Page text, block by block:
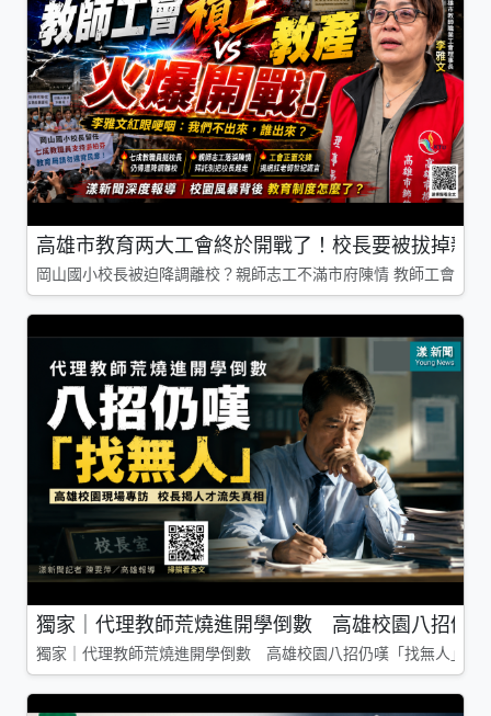
高雄市教育两大工會終於開戰了！校長要被拔掉親
岡山國小校長被迫降調離校？親師志工不滿市府陳情 教師工會槓
獨家｜代理教師荒燒進開學倒數 高雄校園八招仍
獨家｜代理教師荒燒進開學倒數 高雄校園八招仍嘆「找無人」